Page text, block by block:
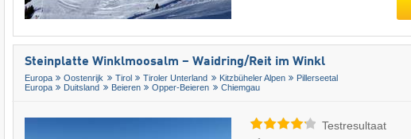
Steinplatte Winklmoosalm – Waidring/​Reit im Winkl
Europa Oostenrijk Tirol Tiroler Unterland Kitzbüheler Alpen
Pillerseetal
Europa
Duitsland Beieren Opper-Beieren Chiemgau
Testresultaat